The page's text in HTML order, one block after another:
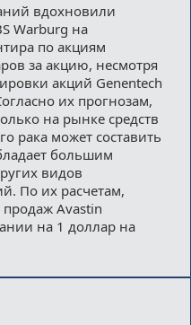
вдохновили
Warburg на
по акциям
за акцию, несмотря
акций Genentech
их прогнозам,
на рынке средств
рака может составить
большим
видов
По их расчетам,
Avastin
на 1 доллар на